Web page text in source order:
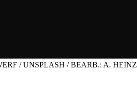
/ UNSPLASH / BEARB.: A.